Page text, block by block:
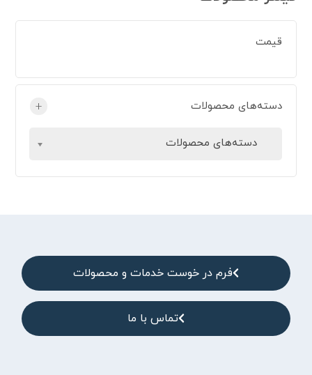
قیمت
دسته‌های محصولات +
دسته‌های محصولات
فرم در خوست خدمات و محصولات
تماس با ما